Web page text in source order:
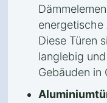
energetische
Diese Türen
langlebig
Gebäuden in